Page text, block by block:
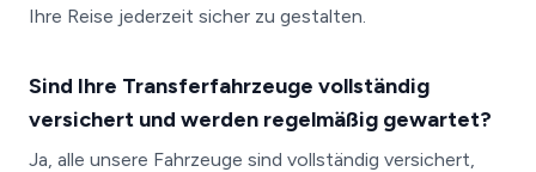
Ihre Reise jederzeit sicher zu gestalten.
Sind Ihre Transferfahrzeuge vollständig
versichert und werden regelmäßig gewartet?
Ja, alle unsere Fahrzeuge sind vollständig versichert,